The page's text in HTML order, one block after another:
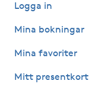
M
Logga in
Mina bokningar
Mina favoriter
Mitt presentkort